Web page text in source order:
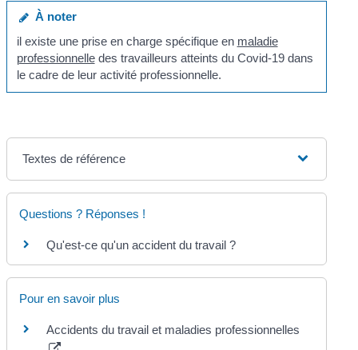
À noter
il existe une prise en charge spécifique en maladie
professionnelledes travailleurs atteints du Covid-19 dans
le cadre de leur activité professionnelle.
Textes de référence
Questions ? Réponses !
Qu'est-ce qu'un accident du travail ?
Pour en savoir plus
Accidents du travail et maladies professionnelles